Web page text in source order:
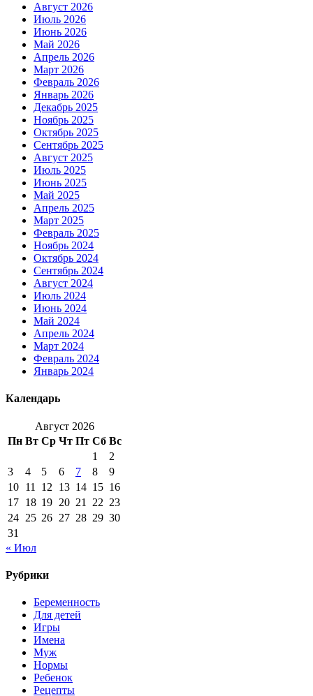
Август 2026
Июль 2026
Июнь 2026
Май 2026
Апрель 2026
Март 2026
Февраль 2026
Январь 2026
Декабрь 2025
Ноябрь 2025
Октябрь 2025
Сентябрь 2025
Август 2025
Июль 2025
Июнь 2025
Май 2025
Апрель 2025
Март 2025
Февраль 2025
Ноябрь 2024
Октябрь 2024
Сентябрь 2024
Август 2024
Июль 2024
Июнь 2024
Май 2024
Апрель 2024
Март 2024
Февраль 2024
Январь 2024
Календарь
Август 2026
Пн Вт Ср Чт Пт Сб Вс
1
2
3
4 5 6 7 8
9
10 11 12 13 14 15 16
17 18 19 20 21 22 23
24 25 26 27 28 29 30
31
« Июл
Рубрики
Беременность
Для детей
Игры
Имена
Муж
Нормы
Ребенок
Рецепты